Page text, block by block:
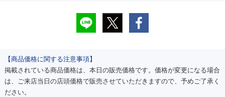
【商品価格に関する注意事項】
掲載されている商品価格は、本日の販売価格です。価格が変更になる場合
は、ご来店当日の店頭価格で販売させていただきますので、予めご了承く
ださい。